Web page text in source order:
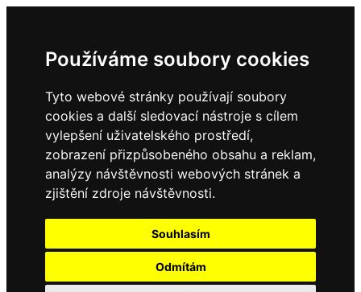
Používáme soubory cookies
Tyto webové stránky používají soubory
cookies a další sledovací nástroje s cílem
vylepšení uživatelského prostředí,
zobrazení přizpůsobeného obsahu a reklam,
analýzy návštěvnosti webových stránek a
zjištění zdroje návštěvnosti.
Souhlasím
Odmítám